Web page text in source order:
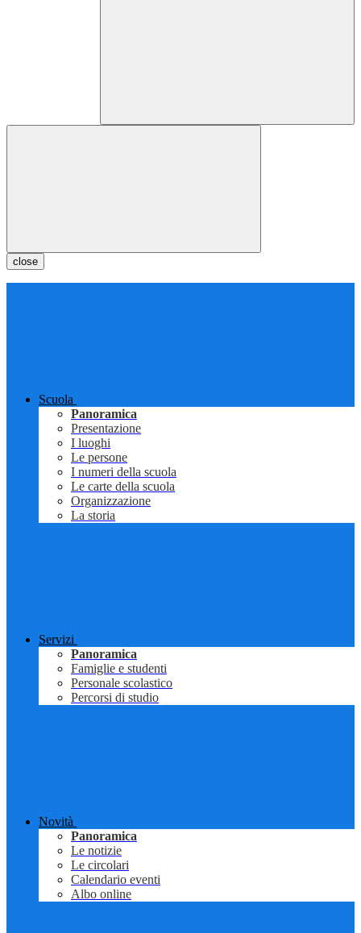
close
Scuola
Panoramica
Presentazione
I luoghi
Le persone
I numeri della scuola
Le carte della scuola
Organizzazione
La storia
Servizi
Panoramica
Famiglie e studenti
Personale scolastico
Percorsi di studio
Novità
Panoramica
Le notizie
Le circolari
Calendario eventi
Albo online